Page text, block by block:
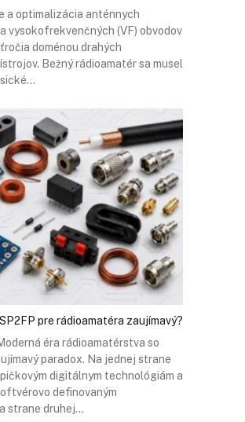
a optimalizácia anténnych
vysokofrekvenčných (VF) obvodov
doménou drahých
Bežný rádioamatér sa musel
pre rádioamatéra zaujímavý?
éra rádioamatérstva so
paradox. Na jednej strane
digitálnym technológiám a
definovaným
strane druhej…